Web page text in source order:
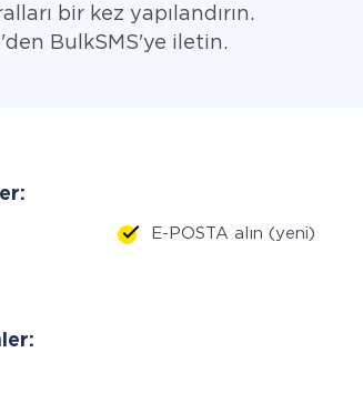
bir kez yapılandırın.
BulkSMS'ye iletin.
E-POSTA alın (yeni)